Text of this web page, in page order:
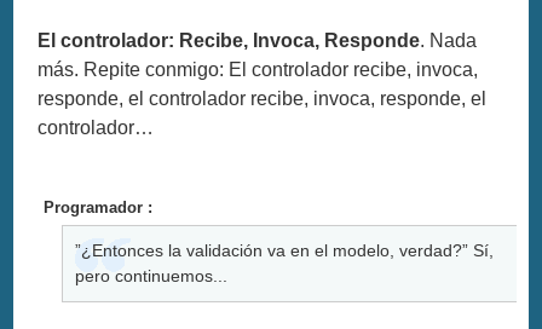
El controlador: Recibe, Invoca, Responde. Nada
más. Repite conmigo: El controlador recibe, invoca,
responde, el controlador recibe, invoca, responde, el
controlador…
Programador :
”¿Entonces la validación va en el modelo, verdad?” Sí,
pero continuemos...